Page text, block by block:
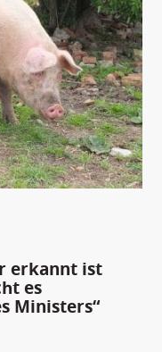
erkannt ist
es
Ministers“